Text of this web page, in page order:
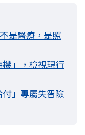
是醫療，是照
」，檢視現行
」專屬失智險